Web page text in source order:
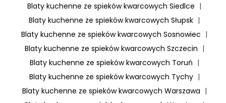
Blaty kuchenne ze spieków kwarcowych Siedlce |
Blaty kuchenne ze spieków kwarcowych Słupsk |
Blaty kuchenne ze spieków kwarcowych Sosnowiec |
Blaty kuchenne ze spieków kwarcowych Szczecin |
Blaty kuchenne ze spieków kwarcowych Toruń |
Blaty kuchenne ze spieków kwarcowych Tychy |
Blaty kuchenne ze spieków kwarcowych Warszawa |